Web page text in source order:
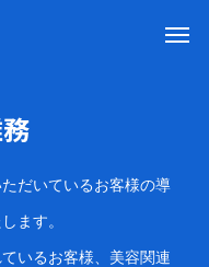
だいているお客様の導
ます。
いるお客様、美容関連